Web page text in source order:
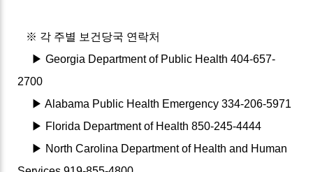
※ 각 주별 보건당국 연락처
▶ Georgia Department of Public Health 404-657-
2700
▶ Alabama Public Health Emergency 334-206-5971
▶ Florida Department of Health 850-245-4444
▶ North Carolina Department of Health and Human